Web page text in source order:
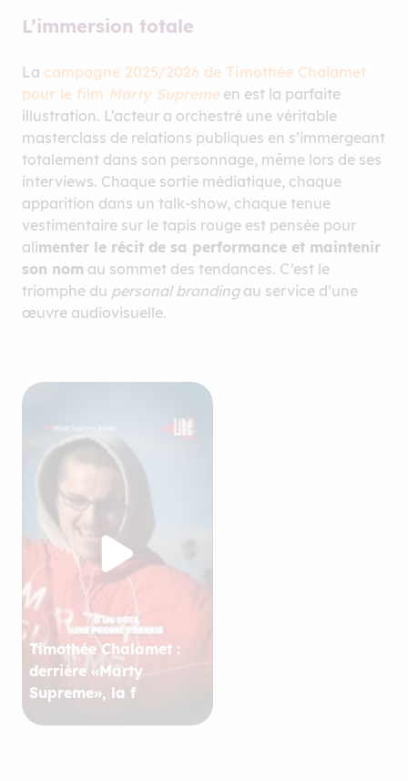
L’immersion totale
La campagne 2025/2026 de Timothée Chalamet
pour le film Marty Supremeen est la parfaite
illustration. L’acteur a orchestré une véritable
masterclass de relations publiques en s’immergeant
totalement dans son personnage, même lors de ses
interviews. Chaque sortie médiatique, chaque
apparition dans un talk-show, chaque tenue
vestimentaire sur le tapis rouge est pensée pour
alimenter le récit de sa performance et maintenir
son nom au sommet des tendances. C’est le
triomphe du personal brandingau service d’une
œuvre audiovisuelle.
Timothée Chalamet :
derrière «Marty
Supreme», la f